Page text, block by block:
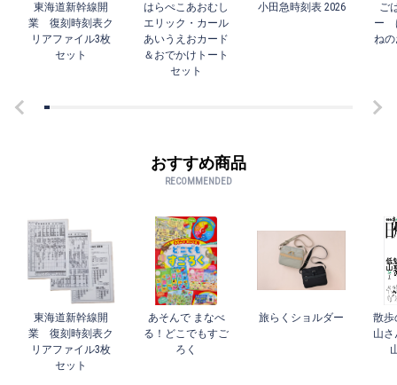
東海道新幹線開
業 復刻時刻表ク
リアファイル3枚
セット
はらぺこあおむし
エリック・カール
あいうえおカード
＆おでかけトート
セット
小田急時刻表 2026
ご
ー
ね
おすすめ商品
RECOMMENDED
東海道新幹線開
業 復刻時刻表ク
リアファイル3枚
セット
あそんで まなべ
る！どこでもすご
ろく
旅らくショルダー
散歩
山さ